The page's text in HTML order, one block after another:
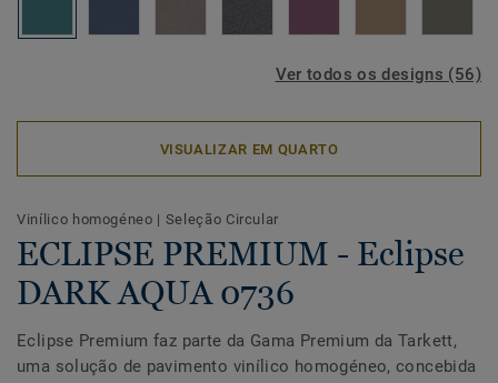
Ver todos os designs (56)
VISUALIZAR EM QUARTO
Vinílico homogéneo | Seleção Circular
ECLIPSE PREMIUM - Eclipse
DARK AQUA 0736
Eclipse Premium faz parte da Gama Premium da Tarkett,
uma solução de pavimento vinílico homogéneo, concebida